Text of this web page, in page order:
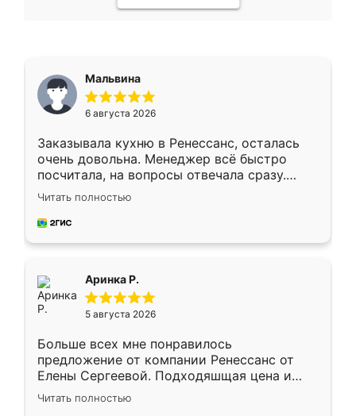
Мальвина
6 августа 2026
Заказывала кухню в Ренессанс, осталась
очень довольна. Менеджер всё быстро
посчитала, на вопросы отвечала сразу.
Замерщик приехал в субботу, подошёл к
делу со всей ответственностью. Собрали
за день, ребята работали аккуратно, даже
Читать полностью
Аринка Р.
5 августа 2026
Больше всех мне понравилось
предложение от компании Ренессанс от
Елены Сергеевой. Подходяшщая цена и
короткие сроки изготовления. Приехавший
для замера сотрудник Владислав
Читать полностью